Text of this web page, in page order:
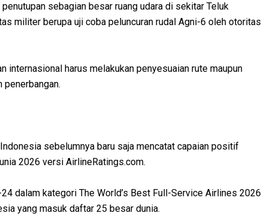
sebagian besar ruang udara di sekitar Teluk
militer berupa uji coba peluncuran rudal Agni-6 oleh otoritas
internasional harus melakukan penyesuaian rute maupun
penerbangan.
sebelumnya baru saja mencatat capaian positif
2026 versi AirlineRatings.com⁠.
dalam kategori The World’s Best Full-Service Airlines 2026
yang masuk daftar 25 besar dunia.